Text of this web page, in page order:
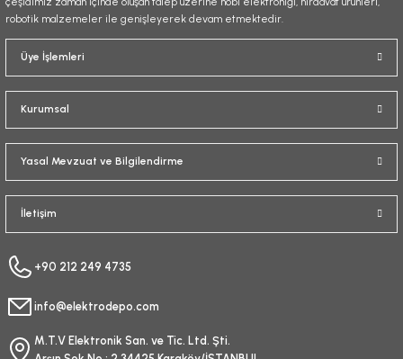
Gönder
robotik malzemeler ile genişleyerek devam etmektedir.
Üye İşlemleri
Kurumsal
Yasal Mevzuat ve Bilgilendirme
İletişim
+90 212 249 4735
info@elektrodepo.com
M.T.V Elektronik San. ve Tic. Ltd. Şti.